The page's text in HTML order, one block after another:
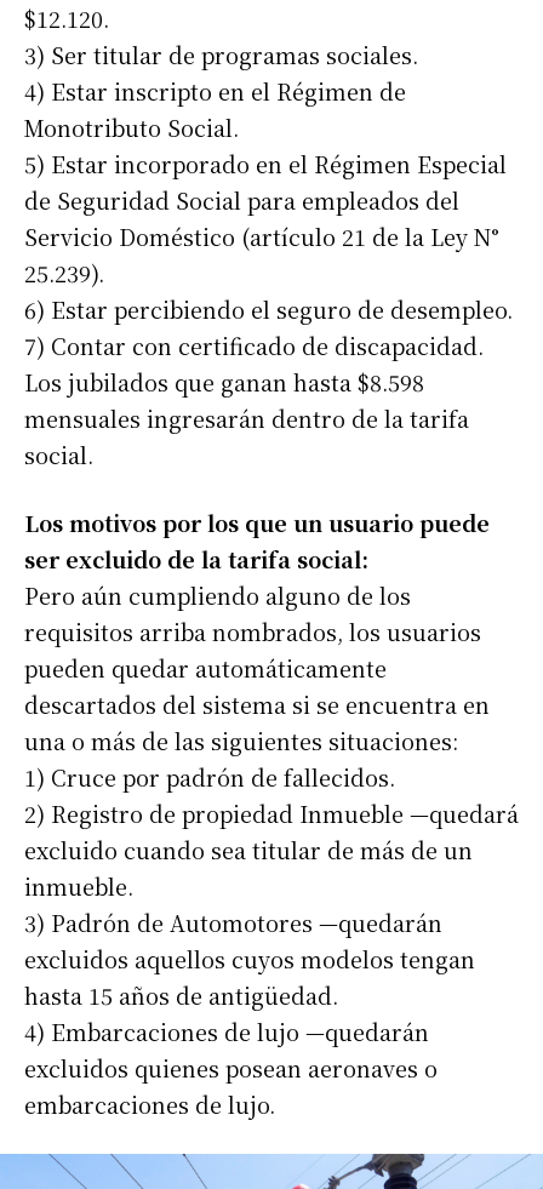
Suscribirme gratis
$12.120.
3) Ser titular de programas sociales.
4) Estar inscripto en el Régimen de
Monotributo Social.
5) Estar incorporado en el Régimen Especial
de Seguridad Social para empleados del
Servicio Doméstico (artículo 21 de la Ley N°
25.239).
6) Estar percibiendo el seguro de desempleo.
7) Contar con certificado de discapacidad.
Los jubilados que ganan hasta $8.598
mensuales ingresarán dentro de la tarifa
social.
Los motivos por los que un usuario puede
ser excluido de la tarifa social:
Pero aún cumpliendo alguno de los
requisitos arriba nombrados, los usuarios
pueden quedar automáticamente
descartados del sistema si se encuentra en
una o más de las siguientes situaciones:
1) Cruce por padrón de fallecidos.
2) Registro de propiedad Inmueble —quedará
excluido cuando sea titular de más de un
inmueble.
3) Padrón de Automotores —quedarán
excluidos aquellos cuyos modelos tengan
hasta 15 años de antigüedad.
4) Embarcaciones de lujo —quedarán
excluidos quienes posean aeronaves o
embarcaciones de lujo.